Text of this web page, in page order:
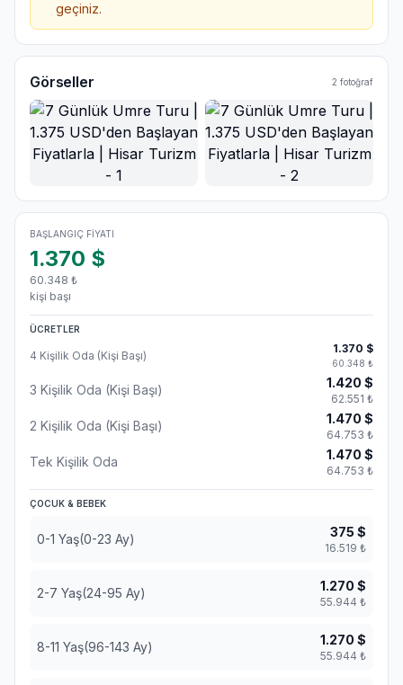
geçiniz.
Görseller 2 fotoğraf
BAŞLANGIÇ FIYATI
1.370 $
60.348 ₺
kişi başı
ÜCRETLER
4 Kişilik Oda (Kişi Başı)
1.370 $
60.348 ₺
3 Kişilik Oda (Kişi Başı) 1.420 $
62.551 ₺
2 Kişilik Oda (Kişi Başı) 1.470 $
64.753 ₺
Tek Kişilik Oda 1.470 $
64.753 ₺
ÇOCUK & BEBEK
0-1 Yaş(0-23 Ay) 375 $
16.519 ₺
2-7 Yaş(24-95 Ay) 1.270 $
55.944 ₺
8-11 Yaş(96-143 Ay) 1.270 $
55.944 ₺